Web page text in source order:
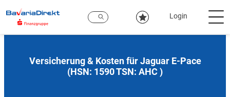
Hauptinhalt
Login
Versicherung & Kosten für Jaguar E-Pace
(HSN: 1590 TSN: AHC )